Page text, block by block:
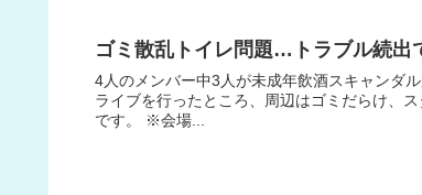
ゴミ散乱トイレ問題…トラブル続出
4人のメンバー中3人が未成年飲酒スキャンダ
ライブを行ったところ、周辺はゴミだらけ、
です。 ※会場...